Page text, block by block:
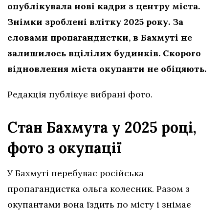
опублікувала нові кадри з центру міста.
Знімки зроблені влітку 2025 року. За
словами пропагандистки, в Бахмуті не
залишилось вцілілих будинків. Скорого
відновлення міста окупанти не обіцяють.
Редакція публікує вибрані фото.
Стан Бахмута у 2025 році,
фото з окупації
У Бахмуті перебуває російська
пропагандистка ольга колесник. Разом з
окупантами вона їздить по місту і знімає